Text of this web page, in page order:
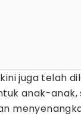
juga telah
anak-